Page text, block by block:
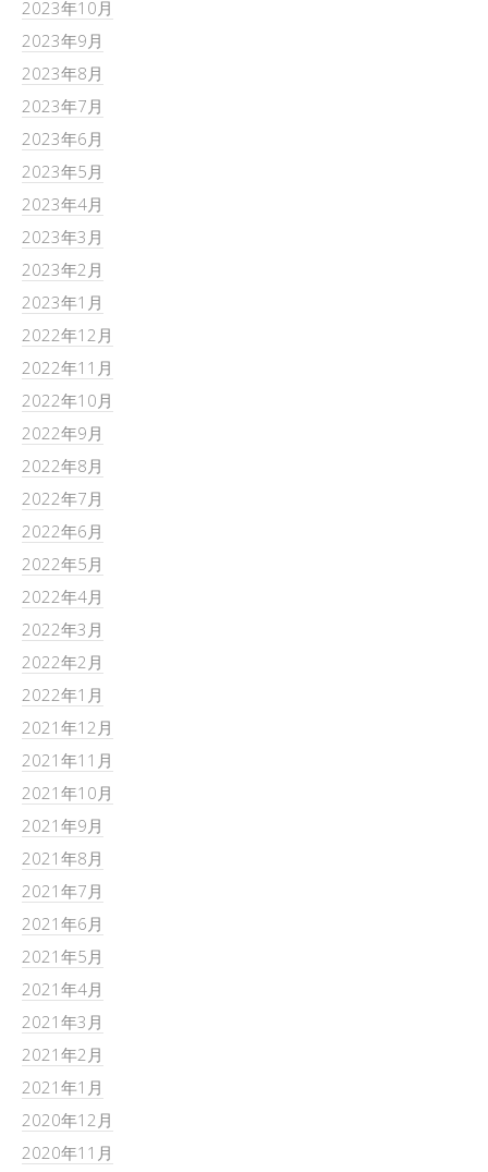
2023年10月
2023年9月
2023年8月
2023年7月
2023年6月
2023年5月
2023年4月
2023年3月
2023年2月
2023年1月
2022年12月
2022年11月
2022年10月
2022年9月
2022年8月
2022年7月
2022年6月
2022年5月
2022年4月
2022年3月
2022年2月
2022年1月
2021年12月
2021年11月
2021年10月
2021年9月
2021年8月
2021年7月
2021年6月
2021年5月
2021年4月
2021年3月
2021年2月
2021年1月
2020年12月
2020年11月